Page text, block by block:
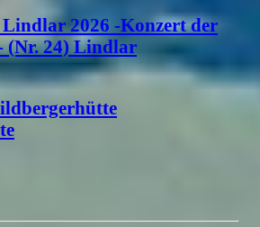
2026 -Konzert der
(Nr. 24) Lindlar